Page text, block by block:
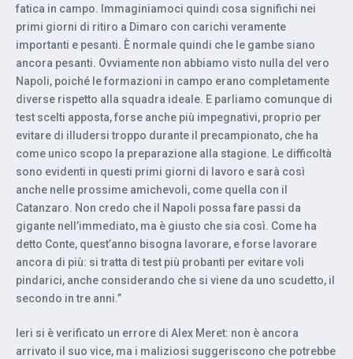
fatica in campo. Immaginiamoci quindi cosa significhi nei
primi giorni di ritiro a Dimaro con carichi veramente
importanti e pesanti. È normale quindi che le gambe siano
ancora pesanti. Ovviamente non abbiamo visto nulla del vero
Napoli, poiché le formazioni in campo erano completamente
diverse rispetto alla squadra ideale. E parliamo comunque di
test scelti apposta, forse anche più impegnativi, proprio per
evitare di illudersi troppo durante il precampionato, che ha
come unico scopo la preparazione alla stagione. Le difficoltà
sono evidenti in questi primi giorni di lavoro e sarà così
anche nelle prossime amichevoli, come quella con il
Catanzaro. Non credo che il Napoli possa fare passi da
gigante nell’immediato, ma è giusto che sia così. Come ha
detto Conte, quest’anno bisogna lavorare, e forse lavorare
ancora di più: si tratta di test più probanti per evitare voli
pindarici, anche considerando che si viene da uno scudetto, il
secondo in tre anni.”
Ieri si è verificato un errore di Alex Meret: non è ancora
arrivato il suo vice, ma i maliziosi suggeriscono che potrebbe